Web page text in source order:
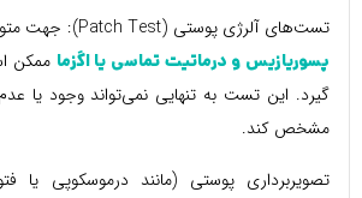
تست‌های آلرژی پوستی (Patch Test): جهت متوجه شدن
پسوریازیس و درماتیت تماسی یا اگزما ممکن
گیرد. این تست به تنهایی نمی‌تواند وجود یا
مشخص کند.
تصویربرداری پوستی (مانند درموسکوپی یا